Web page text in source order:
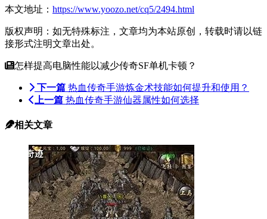
本文地址： https://www.yoozo.net/cq5/2494.html
版权声明：如无特殊标注，文章均为本站原创，转载时请以链
接形式注明文章出处。
怎样提高电脑性能以减少传奇SF单机卡顿？
下一篇 热血传奇手游炼金术技能如何提升和使用？
上一篇 热血传奇手游仙器属性如何选择
相关文章